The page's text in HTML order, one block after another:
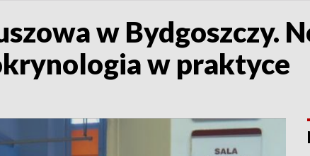
w Bydgoszczy.
w praktyce